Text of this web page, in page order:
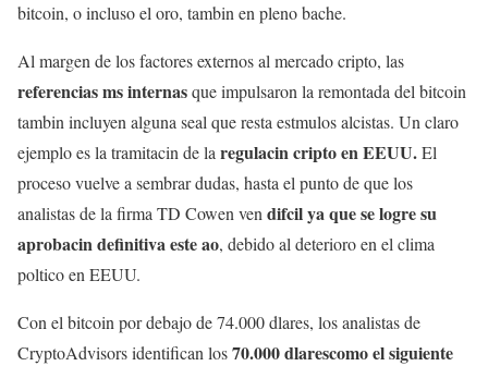
bitcoin, o incluso el oro, tambin en pleno bache.
Al margen de los factores externos al mercado cripto, las
referencias ms internasque impulsaron la remontada del bitcoin
tambin incluyen alguna seal que resta estmulos alcistas. Un claro
ejemplo es la tramitacin de laregulacin cripto en EEUU.El
proceso vuelve a sembrar dudas, hasta el punto de que los
analistas de la firma TD Cowen vendifcil ya que se logre su
aprobacin definitiva este ao, debido al deterioro en el clima
poltico en EEUU.
Con el bitcoin por debajo de 74.000 dlares, los analistas de
CryptoAdvisors identifican los70.000 dlarescomo el siguiente